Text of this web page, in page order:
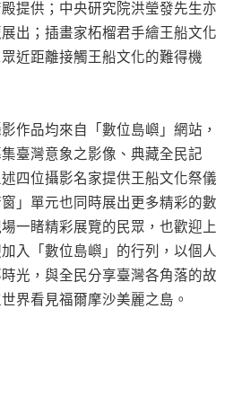
提供；中央研究院洪瑩發先生亦
出；插畫家柘榴君手繪王船文化
近距離接觸王船文化的難得機
作品均來自「數位島嶼」網站，
臺灣意象之影像、典藏全民記
四位攝影名家提供王船文化祭儀
」單元也同時展出更多精彩的數
一睹精彩展覽的民眾，也歡迎上
入「數位島嶼」的行列，以個人
光，與全民分享臺灣各角落的故
界看見福爾摩沙美麗之島。